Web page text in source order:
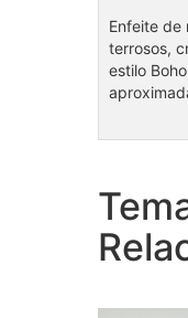
Enfeite de
terrosos,
estilo